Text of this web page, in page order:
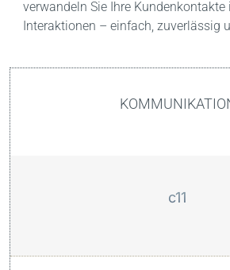
verwandeln Sie Ihre Kundenkontakte
Interaktionen – einfach, zuverlässig
c11